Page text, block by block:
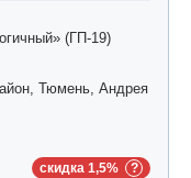
(ГП-19)
Тюмень, Андрея
скидка 1,5%